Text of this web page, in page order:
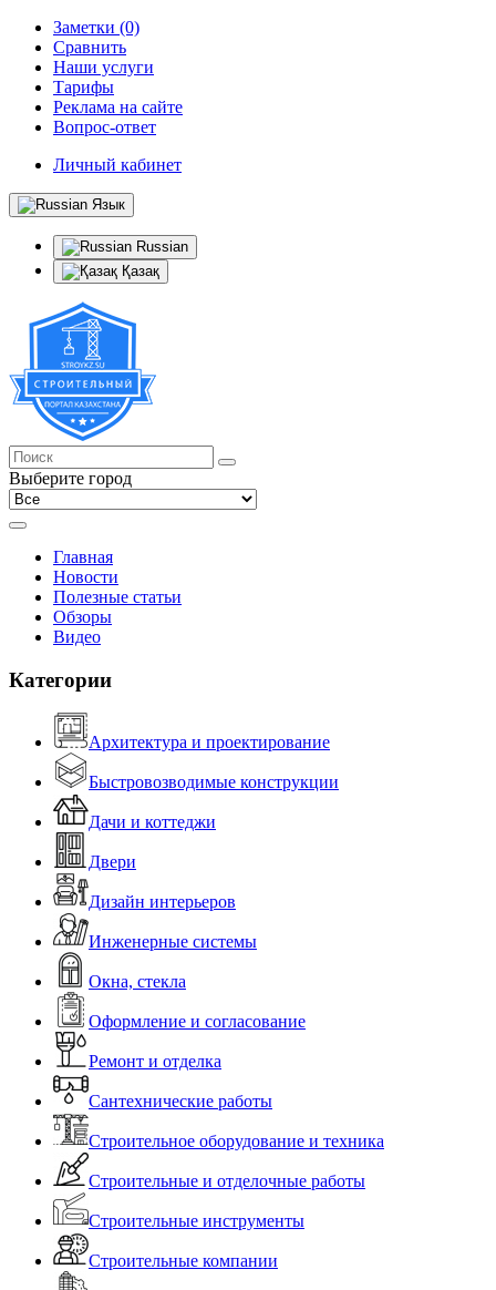
Заметки (0)
Сравнить
Наши услуги
Тарифы
Реклама на сайте
Вопрос-ответ
Личный кабинет
Язык
Russian
Қазақ
Выберите город
Главная
Новости
Полезные статьи
Обзоры
Видео
Категории
Архитектура и проектирование
Быстровозводимые конструкции
Дачи и коттеджи
Двери
Дизайн интерьеров
Инженерные системы
Окна, стекла
Оформление и согласование
Ремонт и отделка
Сантехнические работы
Строительное оборудование и техника
Строительные и отделочные работы
Строительные инструменты
Строительные компании